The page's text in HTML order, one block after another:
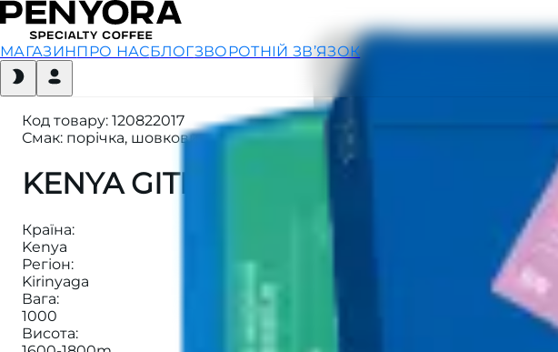
МАГАЗИНПРО НАСБЛОГЗВОРОТНІЙ ЗВ’ЯЗОК
Код товару: 120822017
Смак: порічка, шовковиця, груша, марципан
KENYA GITITU AB FILTER
Країна:
Kenya
Регіон:
Kirinyaga
Вага:
1000
Висота: